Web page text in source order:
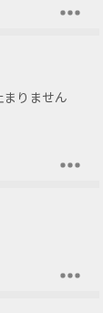
りません